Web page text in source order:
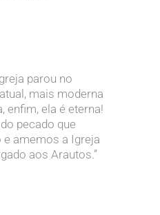
parou no
mais moderna
enfim, ela é eterna!
pecado que
amemos a Igreja
aos Arautos.”